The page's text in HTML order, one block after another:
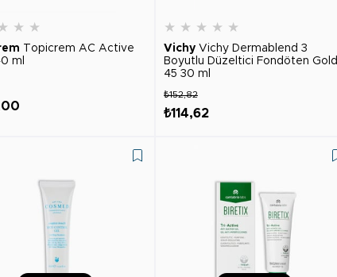
★ ★
Topicrem AC Active
ml
★ ★ ★ ★ ★
Vichy Vichy Dermablend 3
Boyutlu Düzeltici Fondöten Gold
45 30 ml
₺114,62
₺152,82